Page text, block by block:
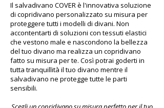
​Il salvadivano COVER è l'innovativa soluzione
di copridivano personalizzato su misura per
proteggere tutti i modelli di divani. Non
accontentarti di soluzioni con tessuti elastici
che vestono male e nascondono la bellezza
del tuo divano ma realizza un copridivano
fatto su misura per te. Così potrai goderti in
tutta tranquillità il tuo divano mentre il
salvadivano ne protegge tutte le parti
sensibili.